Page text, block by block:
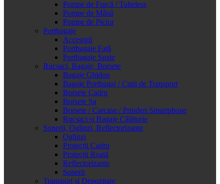
Pompe de Furcă / Tubeless
Pompe de Mână
Pompe de Picior
Portbagaje
Accesorii
Portbagaje Față
Portbagaje Spate
Rucsaci, Bagaje, Borsete
Bagaje Ghidon
Bagaje Portbagaj / Cutii de Transport
Borsete Cadru
Borsete Șa
Borsete / Carcase / Prinderi Smartphone
Rucsaci și Bagaje Călătorie
Sonerii, Oglinzi, Reflectorizante
Oglinzi
Protecții Cadru
Protecții Roată
Reflectorizante
Sonerii
Transport și Depozitare